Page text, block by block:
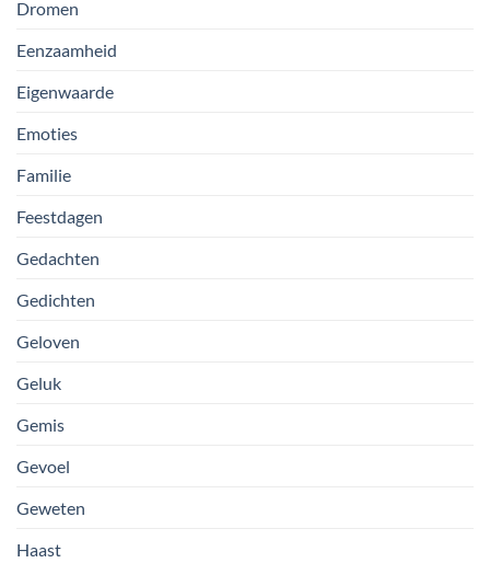
Dromen
Eenzaamheid
Eigenwaarde
Emoties
Familie
Feestdagen
Gedachten
Gedichten
Geloven
Geluk
Gemis
Gevoel
Geweten
Haast